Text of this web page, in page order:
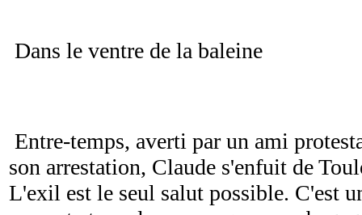
Dans le ventre de la baleine
Entre-temps, averti par un ami
son arrestation, Claude s'enfuit de
L'exil est le seul salut possible. C'est